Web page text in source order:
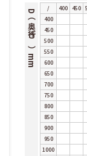
D（奥行き）mm
/ 400 450
400
450
500
550
600
650
700
750
800
850
900
950
1000